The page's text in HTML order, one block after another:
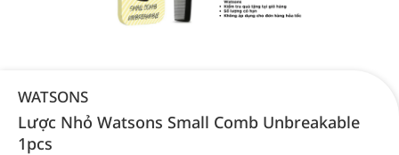
WATSONS
Lược Nhỏ Watsons Small Comb Unbreakable
1pcs